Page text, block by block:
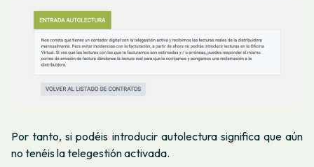
Por tanto, si podéis introducir autolectura significa que aún
no tenéis la telegestión activada.